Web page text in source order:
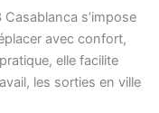
s’impose
avec confort,
elle facilite
les sorties en ville